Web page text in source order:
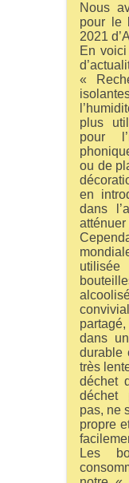
Nous
pour le
2021
En
«
plus
pour
ou de
en
dans
atténuer
dans
durable
très
déchet
déchet
pas, ne
propre
Les